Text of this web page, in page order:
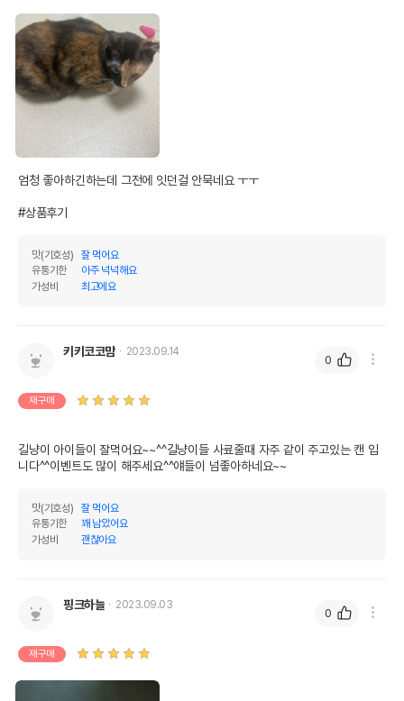
엄청 좋아하긴하는데 그전에 잇던걸 안묵네요 ㅜㅜ
#상품후기
맛(기호성)
잘 먹어요
유통기한
아주 넉넉해요
가성비
최고에요
키키코코맘 2023.09.14
재구매
길냥이 아이들이 잘먹어요~~^^길냥이들 사료줄때 자주 같이 주고있는 캔 입
니다^^이벤트도 많이 해주세요^^얘들이 넘좋아하네요~~
맛(기호성)
잘 먹어요
유통기한
꽤 남았어요
가성비
괜찮아요
0
핑크하늘 2023.09.03
재구매
0